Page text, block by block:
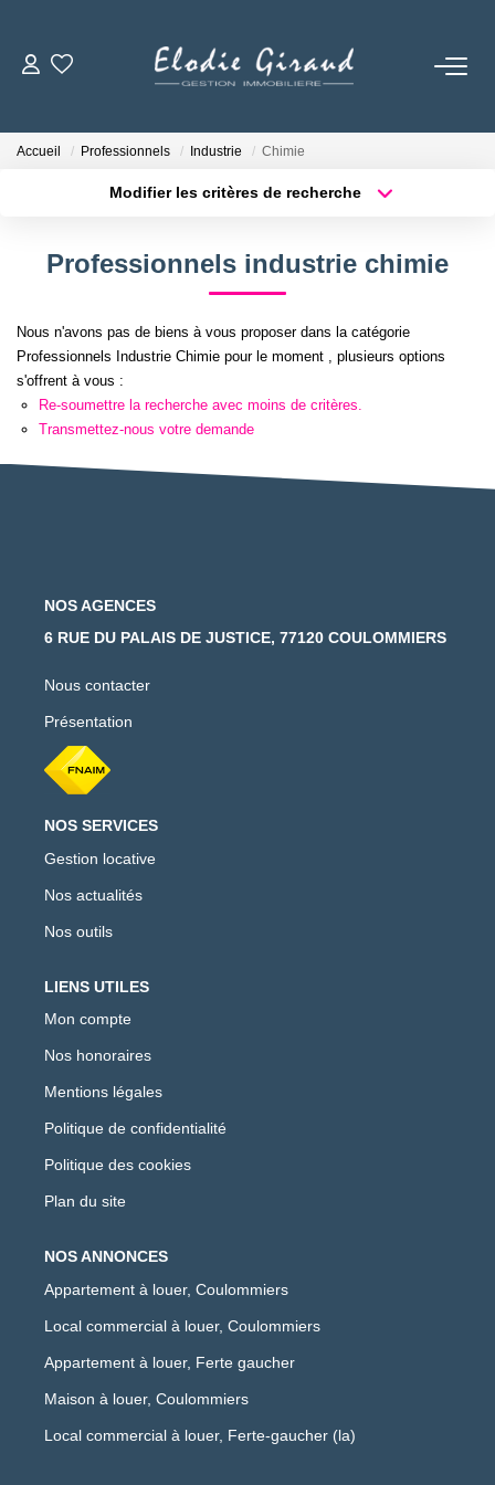
Accueil Professionnels Industrie Chimie
Modifier les critères de recherche
Plus de critères Créer une alerte
Professionnels industrie chimie
Nous n'avons pas de biens à vous proposer dans la catégorie
Professionnels Industrie Chimie pour le moment , plusieurs options
s'offrent à vous :
Re-soumettre la recherche avec moins de critères.
Transmettez-nous votre demande
NOS AGENCES
6 RUE DU PALAIS DE JUSTICE, 77120 COULOMMIERS
Nous contacter
Présentation
NOS SERVICES
Gestion locative
Nos actualités
Nos outils
LIENS UTILES
Mon compte
Nos honoraires
Mentions légales
Politique de confidentialité
Politique des cookies
Plan du site
NOS ANNONCES
Appartement à louer, Coulommiers
Local commercial à louer, Coulommiers
Appartement à louer, Ferte gaucher
Maison à louer, Coulommiers
Local commercial à louer, Ferte-gaucher (la)